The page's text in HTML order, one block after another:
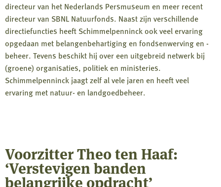
directeur van het Nederlands Persmuseum en meer recent
directeur van SBNL Natuurfonds. Naast zijn verschillende
directiefuncties heeft Schimmelpenninck ook veel ervaring
opgedaan met belangenbehartiging en fondsenwerving en -
beheer. Tevens beschikt hij over een uitgebreid netwerk bij
(groene) organisaties, politiek en ministeries.
Schimmelpenninck jaagt zelf al vele jaren en heeft veel
ervaring met natuur- en landgoedbeheer.
Voorzitter Theo ten Haaf:
‘Verstevigen banden
belangrijke opdracht’